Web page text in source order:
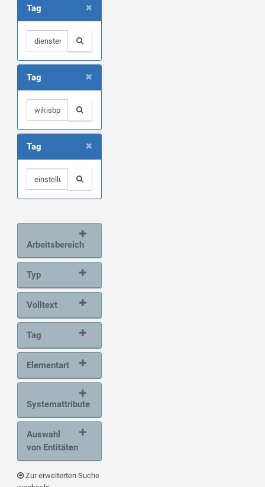
×
Tag
×
Tag
×
Tag
Arbeitsbereich
Typ
Volltext
Tag
Elementart
Systemattribute
Auswahl
von Entitäten
Zur erweiterten Suche